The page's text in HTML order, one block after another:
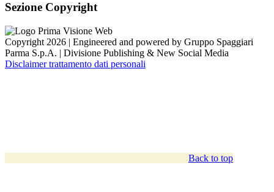
Sezione Copyright
Copyright 2026 | Engineered and powered by Gruppo Spaggiari
Parma S.p.A. | Divisione Publishing & New Social Media
Disclaimer trattamento dati personali
Back to top